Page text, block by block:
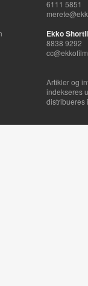
6111 5851
Ekko
8838 9292
Artikler og
indekseres
distribueres